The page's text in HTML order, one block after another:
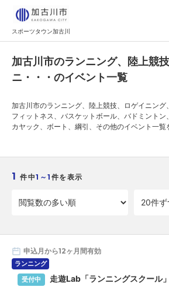
スポーツタウン加古川
加古川市のランニング、陸上競
ニ・・・のイベント一覧
加古川市のランニング、陸上競技、ロゲイニング
フィットネス、バスケットボール、バドミントン
カヤック、ボート、綱引、その他のイベント一覧
1 件中1～1 件を表示
申込月から12ヶ月間有効
ランニング
受付中
走遊Lab「ランニングスクール